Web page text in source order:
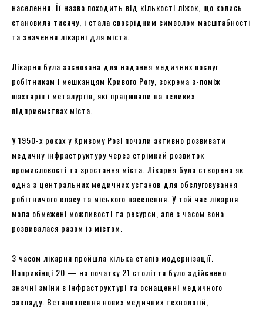
населення. Її назва походить від кількості ліжок, що колись
становила тисячу, і стала своєрідним символом масштабності
та значення лікарні для міста.
Лікарня була заснована для надання медичних послуг
робітникам і мешканцям Кривого Рогу, зокрема з-поміж
шахтарів і металургів, які працювали на великих
підприємствах міста.
У 1950-х роках у Кривому Розі почали активно розвивати
медичну інфраструктуру через стрімкий розвиток
промисловості та зростання міста. Лікарня була створена як
одна з центральних медичних установ для обслуговування
робітничого класу та міського населення. У той час лікарня
мала обмежені можливості та ресурси, але з часом вона
розвивалася разом із містом.
З часом лікарня пройшла кілька етапів модернізації.
Наприкінці 20 — на початку 21 століття було здійснено
значні зміни в інфраструктурі та оснащенні медичного
закладу. Встановлення нових медичних технологій,